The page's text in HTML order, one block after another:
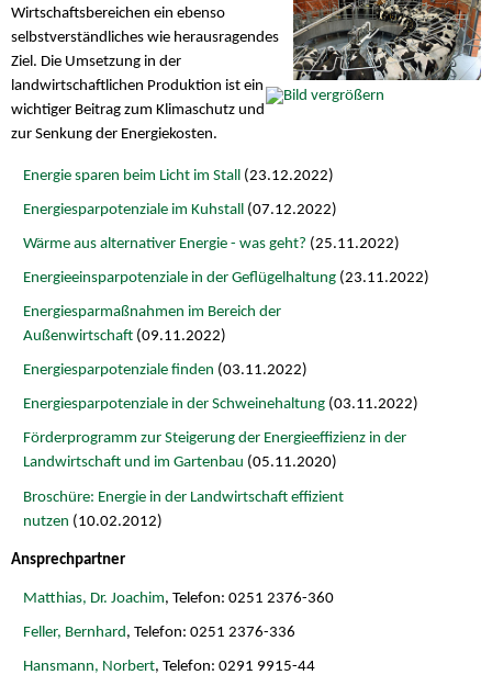
Wirtschaftsbereichen ein ebenso
selbstverständliches wie herausragendes
Ziel. Die Umsetzung in der
landwirtschaftlichen Produktion ist ein
wichtiger Beitrag zum Klimaschutz und
zur Senkung der Energiekosten.
Energie sparen beim Licht im Stall (23.12.2022)
Energiesparpotenziale im Kuhstall (07.12.2022)
Wärme aus alternativer Energie - was geht? (25.11.2022)
Energieeinsparpotenziale in der Geflügelhaltung(23.11.2022)
Energiesparmaßnahmen im Bereich der
Außenwirtschaft(09.11.2022)
Energiesparpotenziale finden (03.11.2022)
Energiesparpotenziale in der Schweinehaltung(03.11.2022)
Förderprogramm zur Steigerung der Energieeffizienz in der
Landwirtschaft und im Gartenbau (05.11.2020)
Broschüre: Energie in der Landwirtschaft effizient
nutzen (10.02.2012)
Ansprechpartner
Matthias, Dr. Joachim, Telefon: 0251 2376-360
Feller, Bernhard, Telefon: 0251 2376-336
Hansmann, Norbert, Telefon: 0291 9915-44